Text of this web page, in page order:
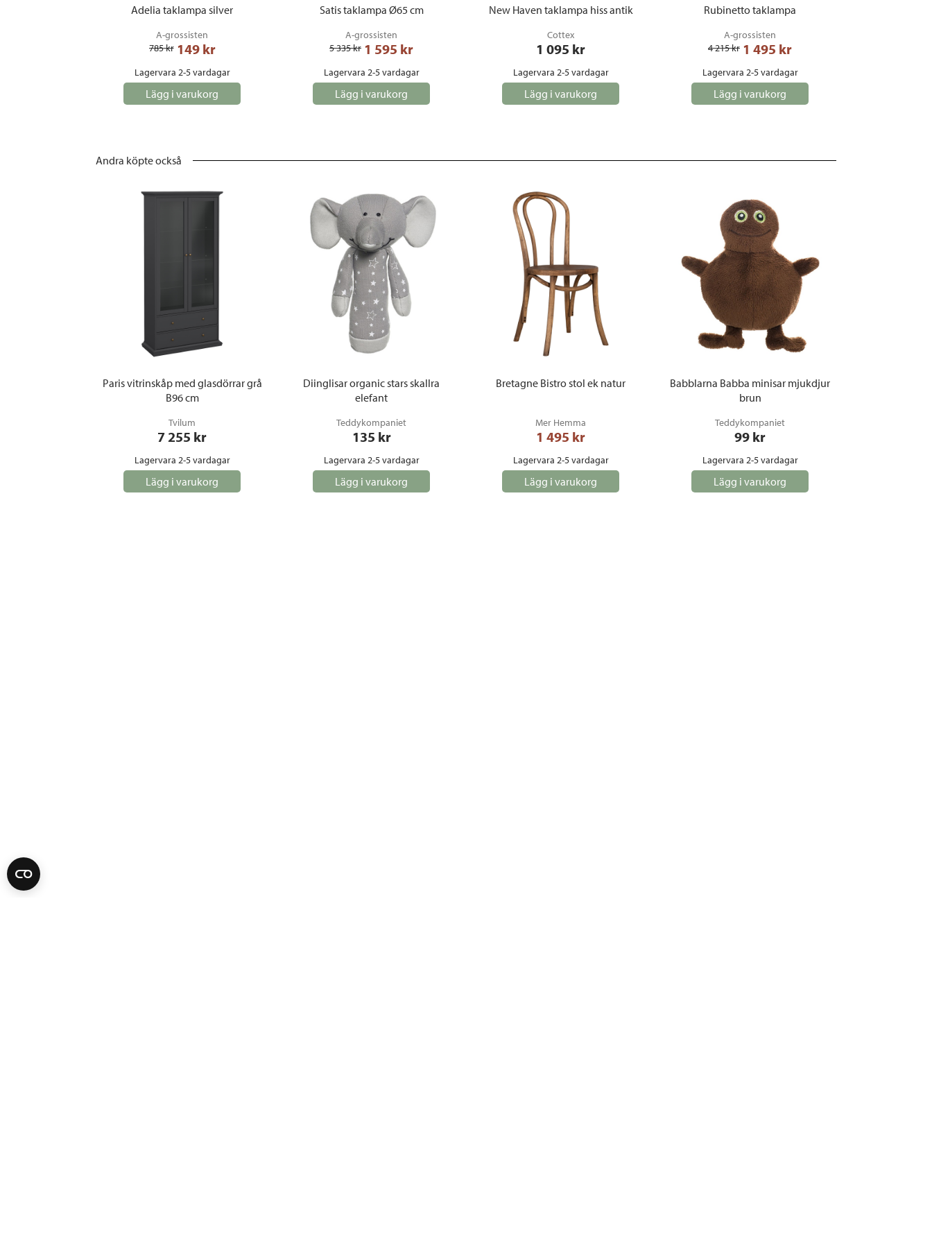
Adelia taklampa silver
A-grossisten
785 kr 149 kr
Lagervara 2-5 vardagar
Lägg i varukorg
Satis taklampa Ø65 cm
A-grossisten
5 335 kr 1 595 kr
Lagervara 2-5 vardagar
Lägg i varukorg
New Haven taklampa hiss antik
Cottex
1 095 kr
Lagervara 2-5 vardagar
Lägg i varukorg
Rubinetto taklampa
A-grossisten
4 215 kr 1 495 kr
Lagervara 2-5 vardagar
Lägg i varukorg
Andra köpte också
Paris vitrinskåp med glasdörrar grå
B96 cm
Tvilum
7 255 kr
Lagervara 2-5 vardagar
Lägg i varukorg
Diinglisar organic stars skallra
elefant
Teddykompaniet
135 kr
Lagervara 2-5 vardagar
Lägg i varukorg
Bretagne Bistro stol ek natur
Mer Hemma
1 495 kr
Lagervara 2-5 vardagar
Lägg i varukorg
Babblarna Babba minisar mjukdjur
brun
Teddykompaniet
99 kr
Lagervara 2-5 vardagar
Lägg i varukorg